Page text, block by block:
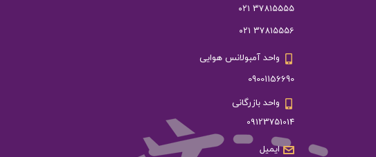
37815555 ۰۲۱
37815556 ۰۲۱
واحد آمبولانس هوایی
09001156690
واحد بازرگانی
09123751014
ایمیل